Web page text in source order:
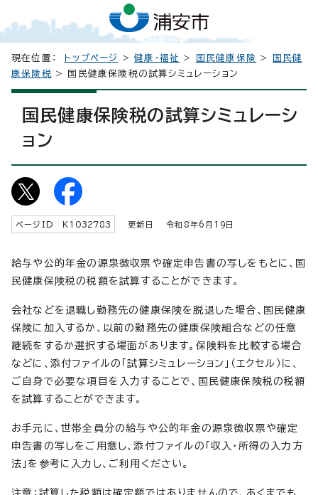
現在位置： トップページ >健康・福祉 > 国民健康保険 >
国民健
康保険税 > 国民健康保険税の試算シミュレーション
国民健康保険税の試算シミュレーシ
ョン
ページID K 1032783 更新日 令和8年6月 19 日
給与や公的年金の源泉徴収票や確定申告書の写しをもとに、国
民健康保険税の税額を試算することができます。
会社などを退職し勤務先の健康保険を脱退した場合、国民健康
保険に加入するか、以前の勤務先の健康保険組合などの任意
継続をするか選択する場面があります。保険料を比較する場合
などに、添付ファイルの「試算シミュレーション」（エクセル）に、
ご自身で必要な項目を入力することで、国民健康保険税の税額
を試算することができます。
お手元に、世帯全員分の給与や公的年金の源泉徴収票や確定
申告書の写しをご用意し、添付ファイルの「収入・所得の入力方
法」を参考に入力し、ご利用ください。
注意：試算した税額は確定額ではありませんので、あくまでも